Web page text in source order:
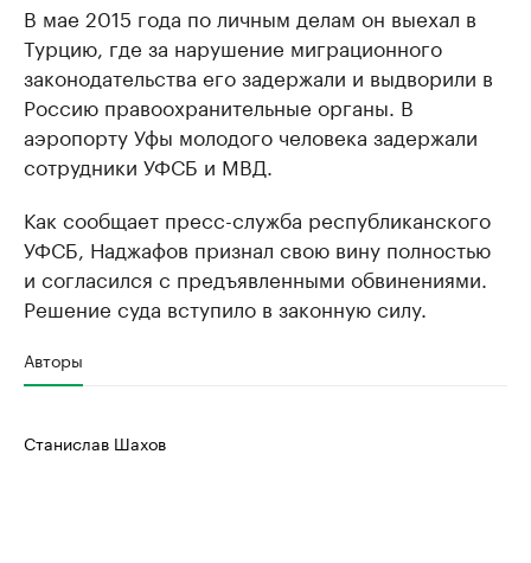
В мае 2015 года по личным делам он выехал в
Турцию, где за нарушение миграционного
законодательства его задержали и выдворили в
Россию правоохранительные органы. В
аэропорту Уфы молодого человека задержали
сотрудники УФСБ и МВД.
Как сообщает пресс-служба республиканского
УФСБ, Наджафов признал свою вину полностью
и согласился с предъявленными обвинениями.
Решение суда вступило в законную силу.
Авторы
Станислав Шахов